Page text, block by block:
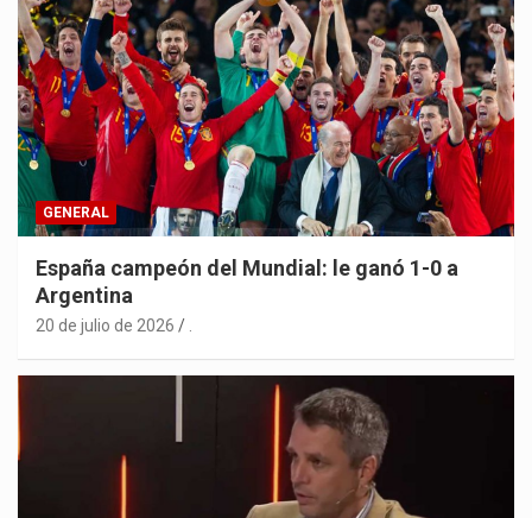
GENERAL
España campeón del Mundial: le ganó 1-0 a
Argentina
20 de julio de 2026 .